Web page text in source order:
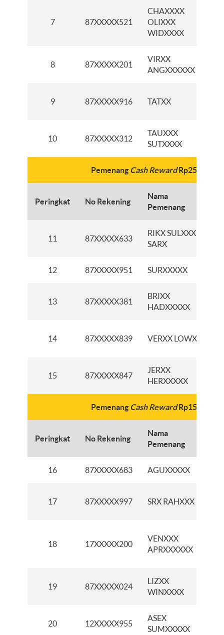
7 87XXXXX521
CHAXXXX
OLIXXX
WIDXXXX
8 87XXXXX201
VIRXX
ANGXXXXXX
9 87XXXXX916 TATXX
10 87XXXXX312
TAUXXX
SUTXXXX
Pemenang Cash RewardRp250 ribu
Peringkat No Rekening
Nama
Pemenang
11 87XXXXX633
RIKX SULXXX
SARX
12 87XXXXX951 SURXXXXX
13 87XXXXX381
BRIXX
HADXXXXX
14 87XXXXX839 VERXX LOWXX
15 87XXXXX847
JERXX
HERXXXXX
Pemenang Cash RewardRp150 ribu
Peringkat No Rekening
Nama
Pemenang
16 87XXXXX683 AGUXXXXX
17 87XXXXX997 SRX RAHXXX
18 17XXXXX200
VENXXX
APRXXXXXX
19 87XXXXX024
LIZXX
WINXXXX
20 12XXXXX955
ASEX
SUMXXXXX